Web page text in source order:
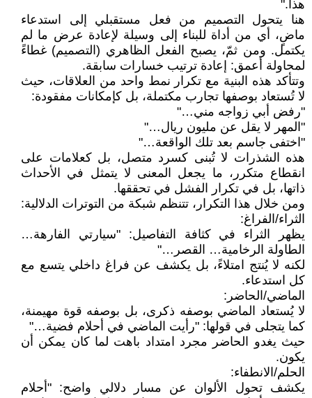
هذا."
هنا يتحول التصميم من فعل مستقبلي إلى استدعاء
ماضٍ، أي من أداة للبناء إلى وسيلة لإعادة عرض ما لم
يكتمل. ومن ثمّ، يصبح الفعل الظاهري (التصميم) غطاءً
لمحاولة أعمق: إعادة ترتيب خسارات سابقة.
وتتأكد هذه البنية مع تكرار نمط واحد من العلاقات، حيث
لا تُستعاد بوصفها تجارب مكتملة، بل كإمكانات مفقودة:
"رفض أبي زواجه مني…"
"المهر لا يقل عن مليون ريال…"
"اختفى جاسم بعد تلك الواقعة…"
هذه الشذرات لا تُبنى كسرد متصل، بل كعلامات على
انقطاع متكرر، ما يجعل المعنى لا يتمثل في الأحداث
ذاتها، بل في تكرار الفشل في تحققها.
ومن خلال هذا التكرار، تتنظم شبكة من التوترات الدلالية:
الثراء/الفراغ:
يظهر الثراء في كثافة التفاصيل: "سيارتي الفارهة…
الطاولة الرخامية… القصر…"
لكنه لا يُنتج امتلاءً، بل يكشف عن فراغ داخلي يتسع مع
كل استدعاء.
الماضي/الحاضر:
لا يُستعاد الماضي بوصفه ذكرى، بل بوصفه قوة مهيمنة،
كما يتجلى في قولها: "رأيت الماضي في أحلام فضية…"
حيث يغدو الحاضر مجرد امتداد باهت لما كان يمكن أن
يكون.
الحلم/الانطفاء:
يكشف تحول الألوان عن مسار دلالي واضح: "أحلام